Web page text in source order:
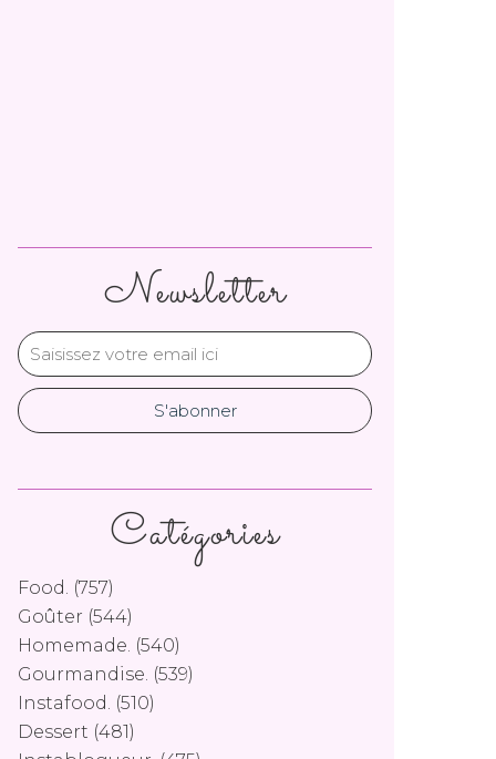
Newsletter
Catégories
Food. (757)
Goûter (544)
Homemade. (540)
Gourmandise. (539)
Instafood. (510)
Dessert (481)